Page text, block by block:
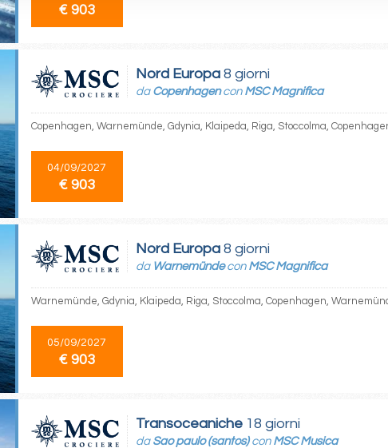
€ 903
Nord Europa 8 giorni
da Copenhagencon MSC Magnifica
Copenhagen, Warnemünde, Gdynia, Klaipeda, Riga, Stoccolma,
04/09/2027
€ 903
Nord Europa 8 giorni
da Warnemündecon MSC Magnifica
Warnemünde, Gdynia, Klaipeda, Riga, Stoccolma, Copenhagen,
05/09/2027
€ 903
Transoceaniche 18 giorni
da Sao paulo (santos)con MSC Musica